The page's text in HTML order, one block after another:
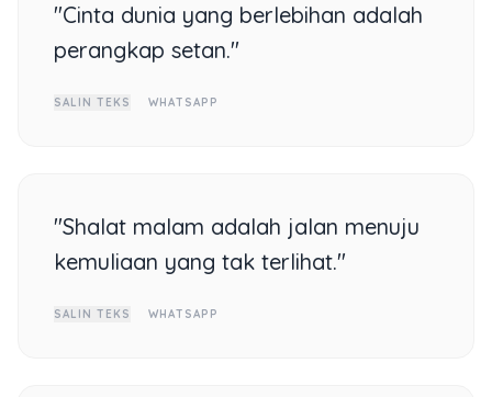
"Cinta dunia yang berlebihan adalah
perangkap setan."
SALIN TEKS WHATSAPP
"Shalat malam adalah jalan menuju
kemuliaan yang tak terlihat."
SALIN TEKS WHATSAPP